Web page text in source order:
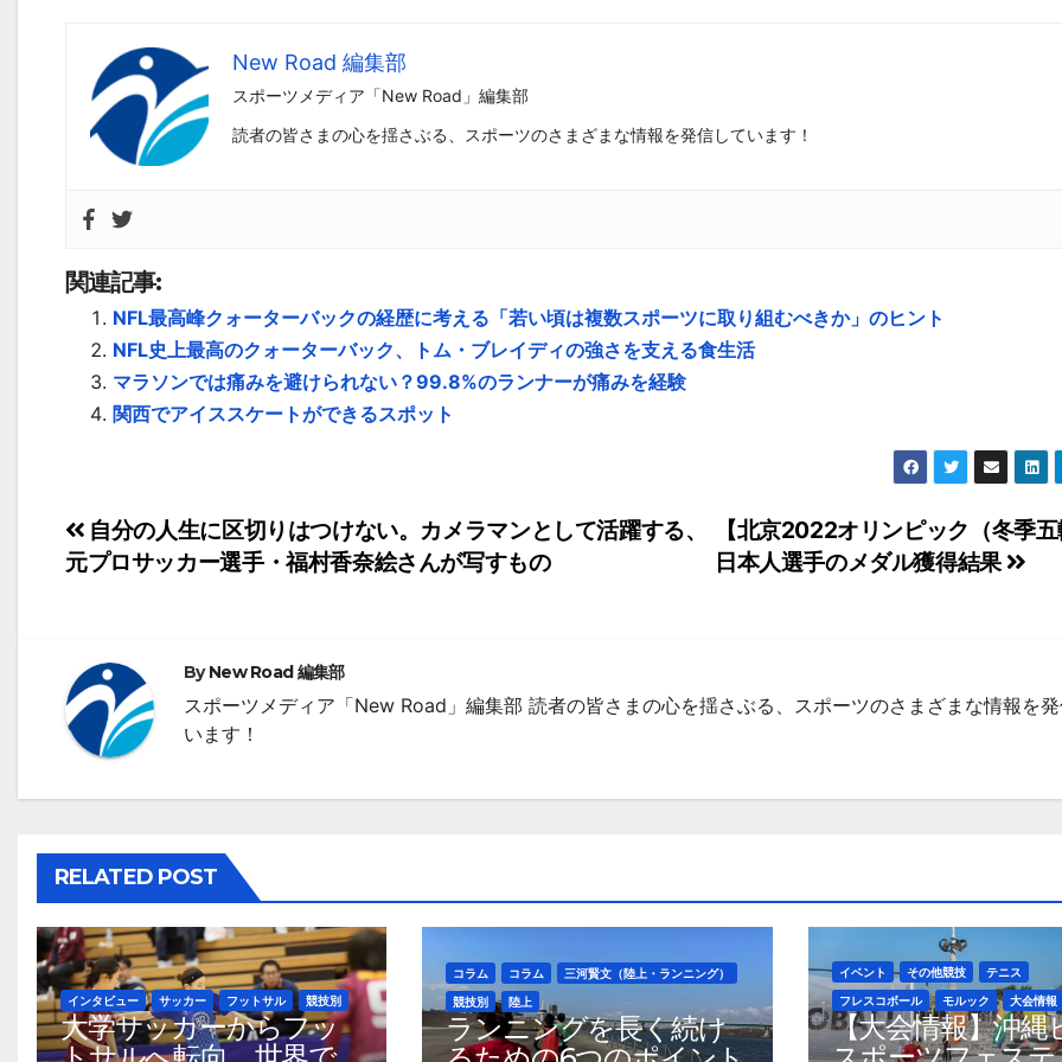
New Road 編集部
スポーツメディア「New Road」編集部
読者の皆さまの心を揺さぶる、スポーツのさまざまな情報を発信しています！
関連記事:
NFL最高峰クォーターバックの経歴に考える「若い頃は複数スポーツに取り組むべきか」のヒント
NFL史上最高のクォーターバック、トム・ブレイディの強さを支える食生活
マラソンでは痛みを避けられない？99.8%のランナーが痛みを経験
関西でアイススケートができるスポット
投
稿
ビ
ゲ
ー
シ
ョ
ン
【北京2022オリンピック（冬季
日本人選手のメダル獲得結果
自分の人生に区切りはつけない。カメラマンとして活躍する、
元プロサッカー選手・福村香奈絵さんが写すもの
ByNew Road 編集部
スポーツメディア「New Road」編集部 読者の皆さまの心を揺さぶる、スポーツのさまざまな情報を
います！
RELATED POST
インタビュー サッカー フットサル 競技別
大学サッカーからフッ
コラム コラム
三河賢文（陸上・ランニング）
競技別
陸上
ランニングを長く続け
イベント その他競技
テニス
フレスコボール
モルック 大会情報
【大会情報】沖縄